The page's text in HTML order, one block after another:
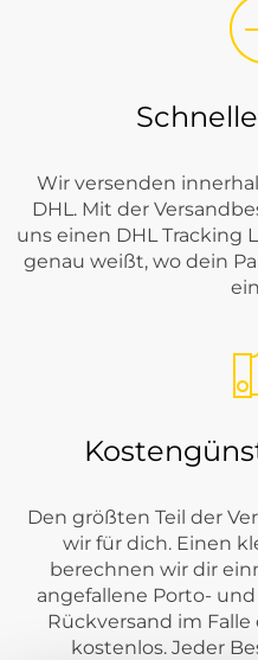
Wir versenden
DHL. Mit der
uns einen DHL Tracking
genau weißt, wo dein
Den größten Teil der
wir für dich. Einen
berechnen wir dir
angefallene Porto-
Rückversand im
kostenlos. Jeder